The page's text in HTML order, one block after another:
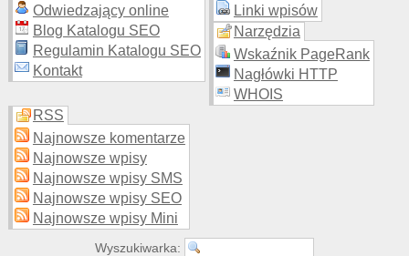
Odwiedzający online
Blog Katalogu SEO
Regulamin Katalogu SEO
Kontakt
Linki wpisów
Narzędzia
Wskaźnik PageRank
Nagłówki HTTP
WHOIS
RSS
Najnowsze komentarze
Najnowsze wpisy
Najnowsze wpisy SMS
Najnowsze wpisy SEO
Najnowsze wpisy Mini
Wyszukiwarka: